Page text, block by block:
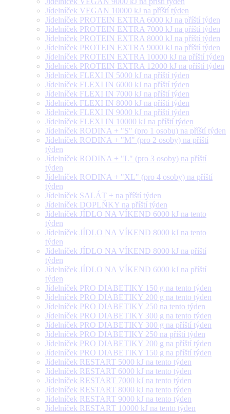
Jídelníček VEGAN 10000 kJ na příští týden
Jídelníček PROTEIN EXTRA 6000 kJ na příští týden
Jídelníček PROTEIN EXTRA 7000 kJ na příští týden
Jídelníček PROTEIN EXTRA 8000 kJ na příští týden
Jídelníček PROTEIN EXTRA 9000 kJ na příští týden
Jídelníček PROTEIN EXTRA 10000 kJ na příští týden
Jídelníček PROTEIN EXTRA 12000 kJ na příští týden
Jídelníček FLEXI IN 5000 kJ na příští týden
Jídelníček FLEXI IN 6000 kJ na příští týden
Jídelníček FLEXI IN 7000 kJ na příští týden
Jídelníček FLEXI IN 8000 kJ na příští týden
Jídelníček FLEXI IN 9000 kJ na příští týden
Jídelníček FLEXI IN 10000 kJ na příští týden
Jídelníček RODINA + "S" (pro 1 osobu) na příští týden
Jídelníček RODINA + "M" (pro 2 osoby) na příští
týden
Jídelníček RODINA + "L" (pro 3 osoby) na příští
týden
Jídelníček RODINA + "XL" (pro 4 osoby) na příští
týden
Jídelníček SALÁT + na příští týden
Jídelníček DOPLŇKY na příští týden
Jídelníček JÍDLO NA VÍKEND 6000 kJ na tento
týden
Jídelníček JÍDLO NA VÍKEND 8000 kJ na tento
týden
Jídelníček JÍDLO NA VÍKEND 8000 kJ na příští
týden
Jídelníček JÍDLO NA VÍKEND 6000 kJ na příští
týden
Jídelníček PRO DIABETIKY 150 g na tento týden
Jídelníček PRO DIABETIKY 200 g na tento týden
Jídelníček PRO DIABETIKY 250 na tento týden
Jídelníček PRO DIABETIKY 300 g na tento týden
Jídelníček PRO DIABETIKY 300 g na příští týden
Jídelníček PRO DIABETIKY 250 na příští týden
Jídelníček PRO DIABETIKY 200 g na příští týden
Jídelníček PRO DIABETIKY 150 g na příští týden
Jídelníček RESTART 5000 kJ na tento týden
Jídelníček RESTART 6000 kJ na tento týden
Jídelníček RESTART 7000 kJ na tento týden
Jídelníček RESTART 8000 kJ na tento týden
Jídelníček RESTART 9000 kJ na tento týden
Jídelníček RESTART 10000 kJ na tento týden